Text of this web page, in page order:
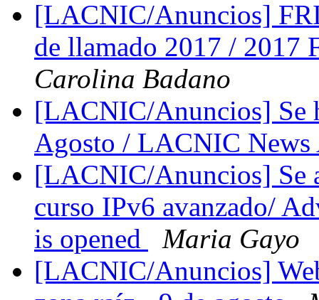
[LACNIC/Anuncios]
de llamado 2017 / 2017
Carolina Badano
[LACNIC/Anuncios] Se
Agosto / LACNIC
[LACNIC/Anuncios] Se
curso IPv6 avanzado/
is opened
Maria Gayo
[LACNIC/Anuncios]